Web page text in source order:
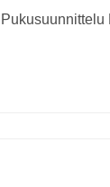
Pukusuunnittelu